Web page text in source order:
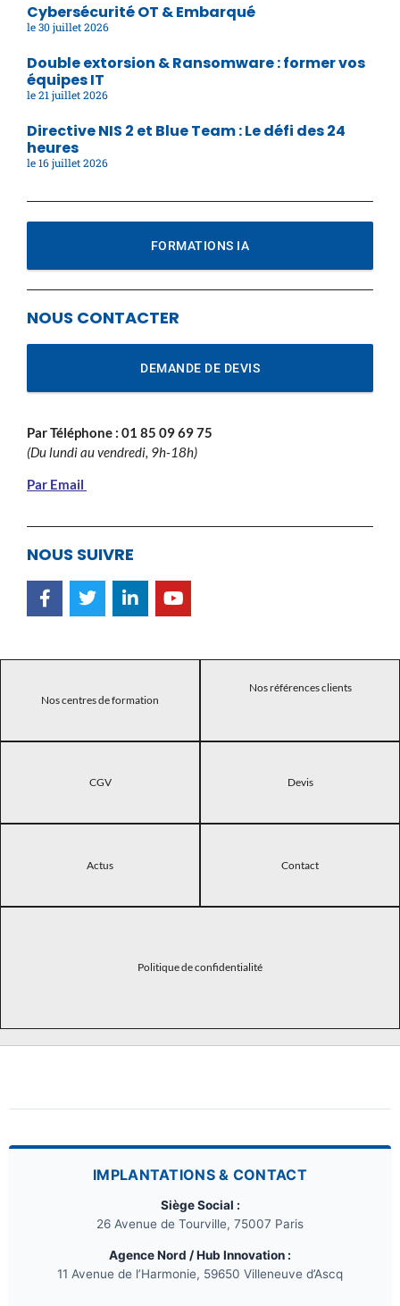
Cybersécurité OT & Embarqué
30 juillet 2026
Double extorsion & Ransomware : former vos
équipes IT
21 juillet 2026
Directive NIS 2 et Blue Team : Le défi des 24
heures
16 juillet 2026
FORMATIONS IA
NOUS CONTACTER
DEMANDE DE DEVIS
Par Téléphone : 01 85 09 69 75
(Du lundi au vendredi, 9h-18h)
Par Email
NOUS SUIVRE
Nos centres de formation
Nos références clients
CGV Devis
Actus Contact
Politique de confidentialité
IMPLANTATIONS & CONTACT
Siège Social :
26 Avenue de Tourville, 75007 Paris
Agence Nord / Hub Innovation :
11 Avenue de l’Harmonie, 59650 Villeneuve d’Ascq